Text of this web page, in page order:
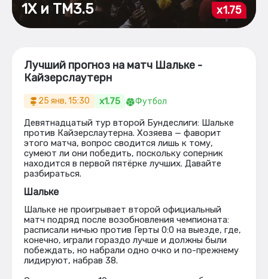
1Х и ТМ3.5
x1.75
Лучший прогноз на матч Шальке -
Кайзерслаутерн
25 янв, 15:30 x1.75 Футбол
Девятнадцатый тур второй Бундеслиги: Шальке
против Кайзерслаутерна. Хозяева — фаворит
этого матча, вопрос сводится лишь к тому,
сумеют ли они победить, поскольку соперник
находится в первой пятёрке лучших. Давайте
разбираться.
Шальке
Шальке не проигрывает второй официальный
матч подряд после возобновления чемпионата:
расписали ничью против Герты 0:0 на выезде, где,
конечно, играли гораздо лучше и должны были
побеждать, но набрали одно очко и по-прежнему
лидируют, набрав 38.